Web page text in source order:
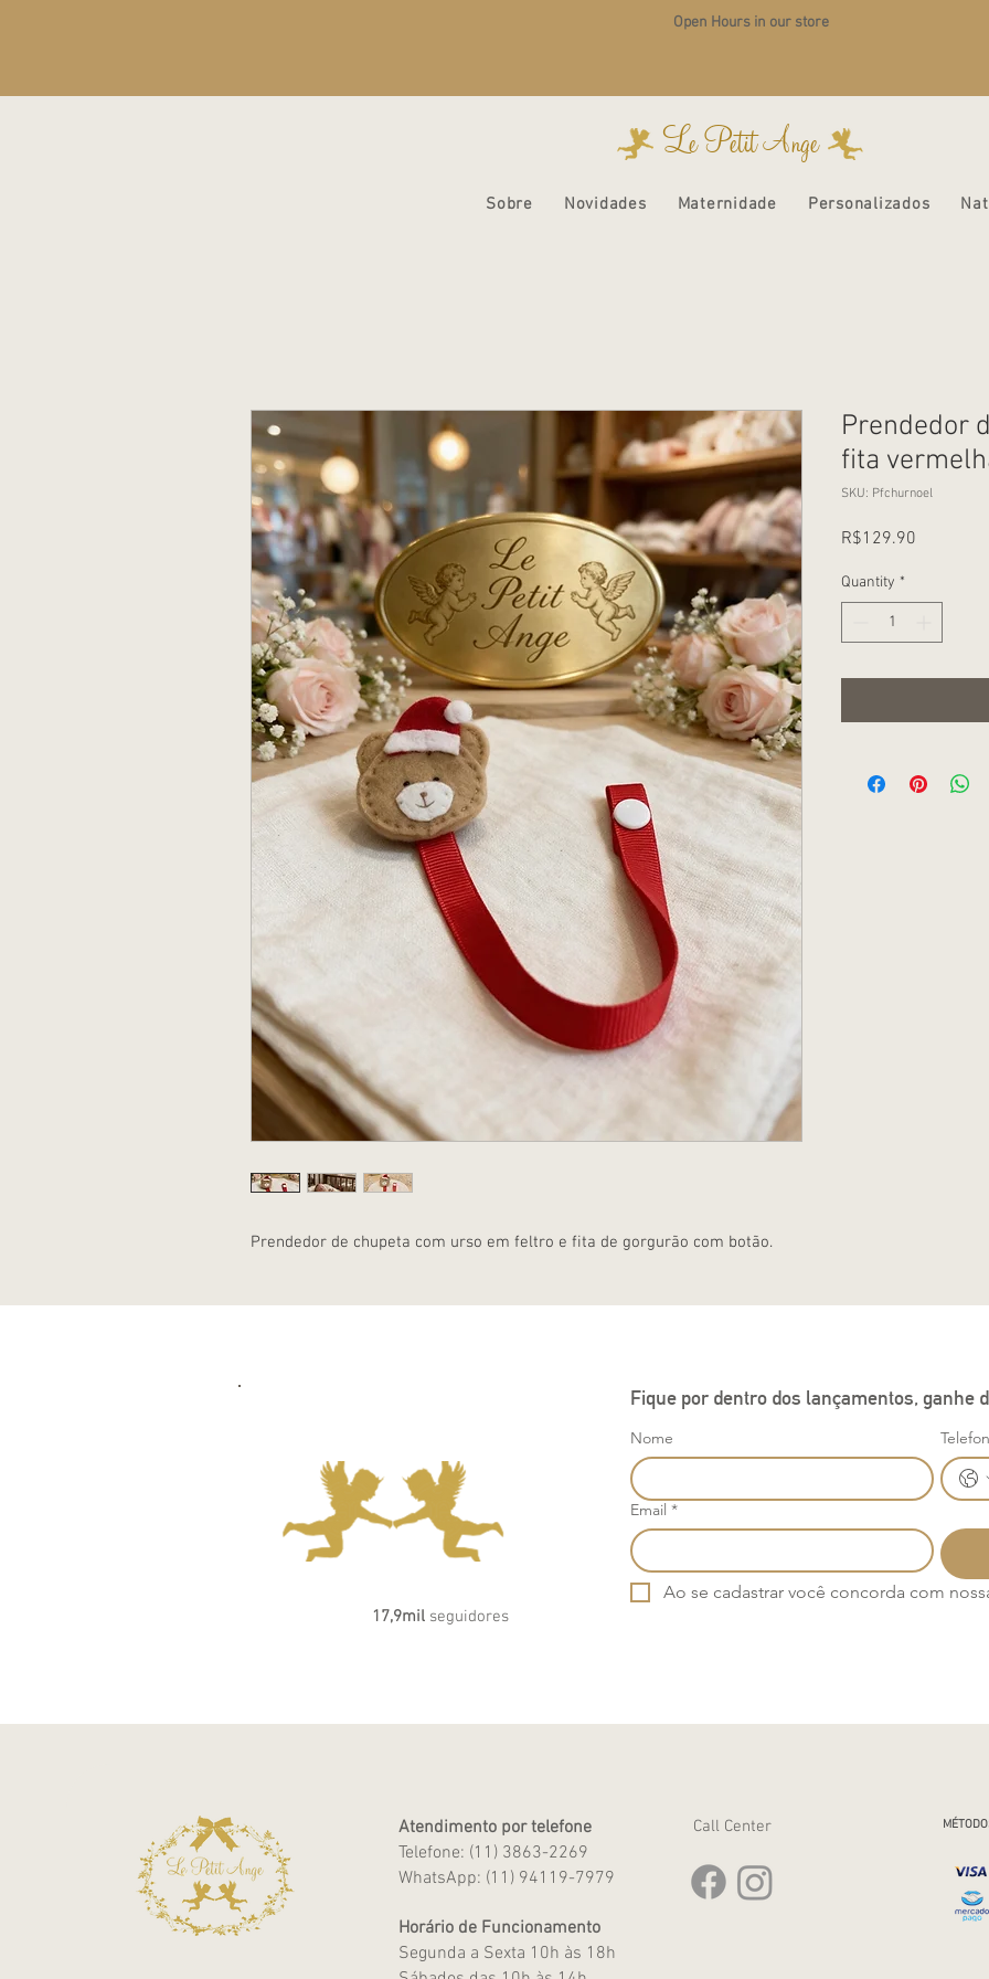
Open Hours in our store
Le Petit Ange
Sobre Novidades Maternidade Personalizados
Prendedor de chupeta com urso em feltro e fita de gorgurão com botão.
Prendedor
fita
SKU: Pfchurnoel
R$129.90
Quantity *
17,9mil seguidores
Fique por dentro dos lançamentos, ganhe
Nome
Email *
Ao se cadastrar você concorda com
Atendimento por telefone
Telefone: (11) 3863-2269
WhatsApp: (11) 94119-7979
Horário de Funcionamento
Segunda a Sexta 10h às 18h
Call Center